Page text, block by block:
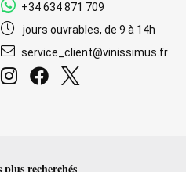
+34 634 871 709
jours ouvrables, de 9 à 14h
service_client@vinissimus.fr
recherchés